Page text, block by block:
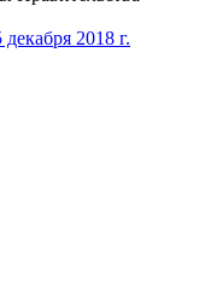
2018 г.